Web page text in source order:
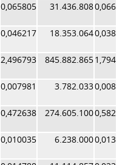
0,065805 31.436.808
0,046217 18.353.064
2,496793 845.882.865
0,007981 3.782.033
0,472638 274.605.100
0,010035 6.238.000